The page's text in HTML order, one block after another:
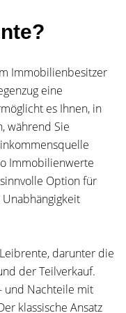
Immobilienbesitzer
eine
es Ihnen, in
während Sie
Immobilienwerte
Option für
darunter die
der Teilverkauf.
und Nachteile mit
klassische Ansatz